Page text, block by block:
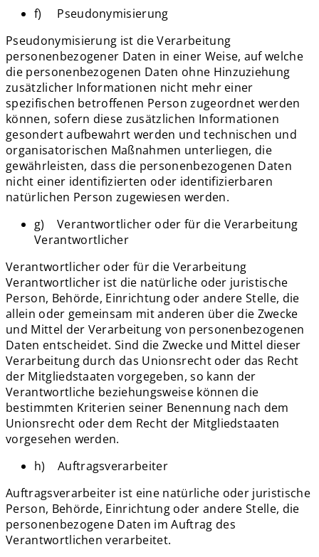
f) Pseudonymisierung
Pseudonymisierung ist die Verarbeitung
personenbezogener Daten in einer Weise, auf welche
die personenbezogenen Daten ohne Hinzuziehung
zusätzlicher Informationen nicht mehr einer
spezifischen betroffenen Person zugeordnet werden
können, sofern diese zusätzlichen Informationen
gesondert aufbewahrt werden und technischen und
organisatorischen Maßnahmen unterliegen, die
gewährleisten, dass die personenbezogenen Daten
nicht einer identifizierten oder identifizierbaren
natürlichen Person zugewiesen werden.
g) Verantwortlicher oder für die Verarbeitung
Verantwortlicher
Verantwortlicher oder für die Verarbeitung
Verantwortlicher ist die natürliche oder juristische
Person, Behörde, Einrichtung oder andere Stelle, die
allein oder gemeinsam mit anderen über die Zwecke
und Mittel der Verarbeitung von personenbezogenen
Daten entscheidet. Sind die Zwecke und Mittel dieser
Verarbeitung durch das Unionsrecht oder das Recht
der Mitgliedstaaten vorgegeben, so kann der
Verantwortliche beziehungsweise können die
bestimmten Kriterien seiner Benennung nach dem
Unionsrecht oder dem Recht der Mitgliedstaaten
vorgesehen werden.
h) Auftragsverarbeiter
Auftragsverarbeiter ist eine natürliche oder juristische
Person, Behörde, Einrichtung oder andere Stelle, die
personenbezogene Daten im Auftrag des
Verantwortlichen verarbeitet.